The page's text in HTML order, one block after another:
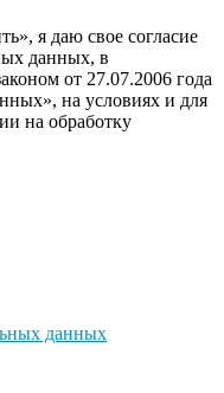
я даю свое согласие
данных, в
от 27.07.2006 года
на условиях и для
на обработку
данных